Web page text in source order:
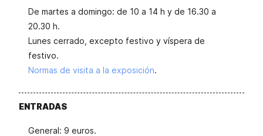
De martes a domingo: de 10 a 14 h y de 16.30 a
20.30 h.
Lunes cerrado, excepto festivo y víspera de
festivo.
Normas de visita a la exposición.
ENTRADAS
General: 9 euros.